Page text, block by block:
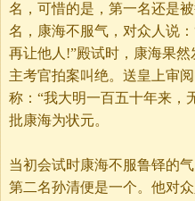
名，可惜的是，第一名还是
名，康海不服气，对众人说
再让他人!”殿试时，康海果
主考官拍案叫绝。送皇上审
称：“我大明一百五十年来，
批康海为状元。
当初会试时康海不服鲁铎的
第二名孙清便是一个。他对